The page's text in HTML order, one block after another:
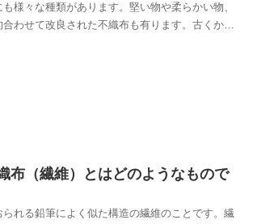
様々な種類があります。堅い物や柔らかい物、
わせて改良された不織布も有ります。古くから
布（繊維）とはどのようなもので
れる鉛筆によく似た構造の繊維のことです。繊